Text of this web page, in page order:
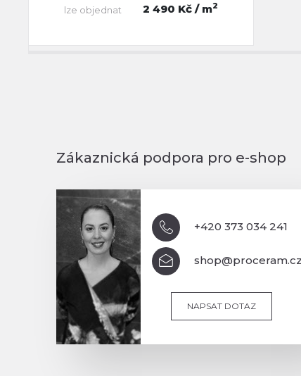
lze objednat 2 490 Kč / m2
Zákaznická podpora pro e-shop
+420 373 034 241
shop@proceram.cz
NAPSAT DOTAZ